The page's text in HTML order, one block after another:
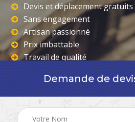
Devis et déplacement gratuits
Sans engagement
Artisan passionné
Prix imbattable
Travail de qualité
Demande de